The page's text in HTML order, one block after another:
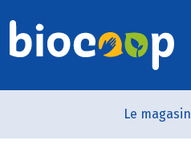
Le magasin